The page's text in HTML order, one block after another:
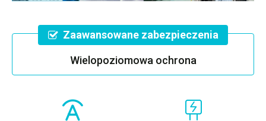
Zaawansowane zabezpieczenia
Wielopoziomowa ochrona